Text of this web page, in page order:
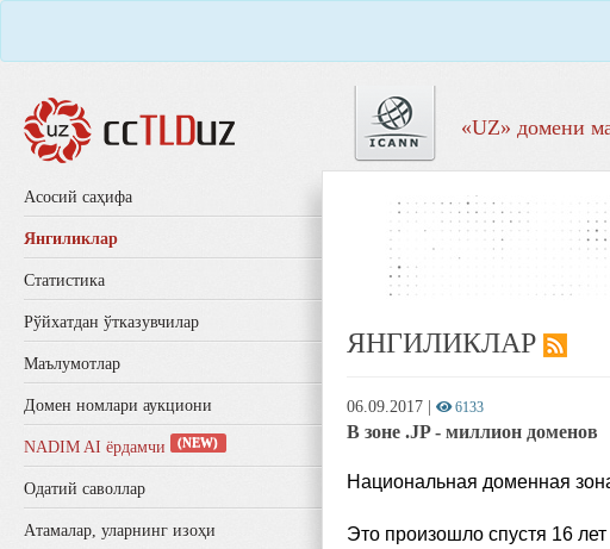
«UZ» домени
Aсосий саҳифа
Янгиликлар
Статистика
Рўйхатдан ўтказувчилар
Маълумотлар
Домен номлари аукциони
NADIM AI ёрдамчи (NEW)
Одатий саволлар
Aтамалар, уларнинг изоҳи
ЯНГИЛИКЛАР
06.09.2017 6133
В зоне .JP - миллион доменов
Национальная доменная
Это произошло спустя 16